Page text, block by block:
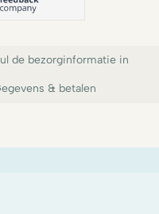
de bezorginformatie in
& betalen